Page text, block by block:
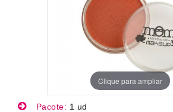
Clique para ampliar
Pacote: 1 ud